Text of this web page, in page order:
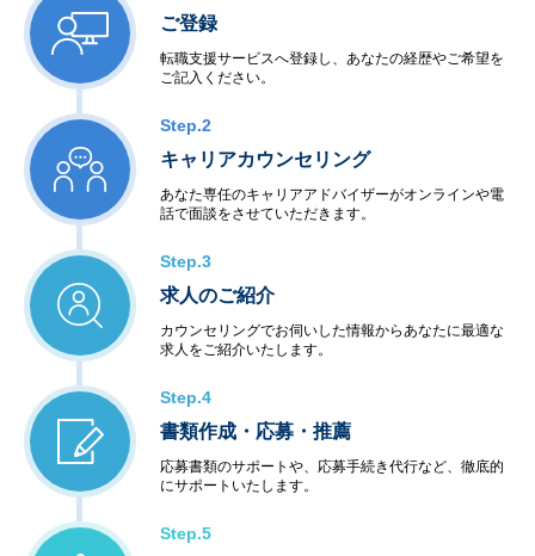
ご登録
転職支援サービスへ登録し、あなたの経歴やご希望を
ご記入ください。
Step.2
キャリアカウンセリング
あなた専任のキャリアアドバイザーがオンラインや電
話で面談をさせていただきます。
Step.3
求人のご紹介
カウンセリングでお伺いした情報からあなたに最適な
求人をご紹介いたします。
Step.4
書類作成・応募・推薦
応募書類のサポートや、応募手続き代行など、徹底的
にサポートいたします。
Step.5